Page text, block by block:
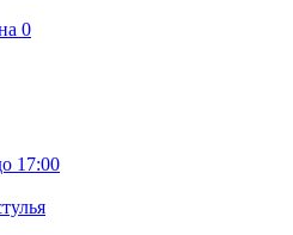
0
17:00